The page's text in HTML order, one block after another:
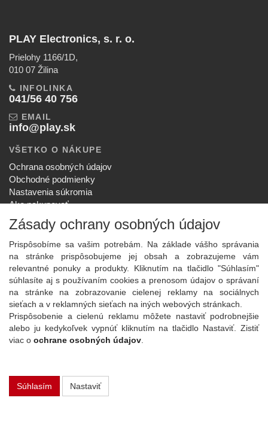
PLAY Electronics, s. r. o.
Prielohy 1166/1D,
010 07 Žilina
INFOLINKA
041/56 40 756
EMAIL
info@play.sk
VŠETKO O NÁKUPE
Ochrana osobných údajov
Obchodné podmienky
Nastavenia súkromia
Ako nakupovať
Reklamačný poriadok
SPOLOČNOSŤ
O nás
Kontakt
Služby
Aktuality
NOVINKY NA EMAIL
Prihlásiť
Viac informácií o tejto službe
Copyright
Zásady ochrany osobných údajov
Prispôsobíme sa vašim potrebám. Na základe vášho správania
na stránke prispôsobujeme jej obsah a zobrazujeme vám
relevantné ponuky a produkty. Kliknutím na tlačidlo "Súhlasím"
súhlasíte aj s používaním cookies a prenosom údajov o správaní
na stránke na zobrazovanie cielenej reklamy na sociálnych
sieťach a v reklamných sieťach na iných webových stránkach.
Prispôsobenie a cielenú reklamu môžete nastaviť podrobnejšie
alebo ju kedykoľvek vypnúť kliknutím na tlačidlo Nastaviť. Zistiť
viac o ochrane osobných údajov
Súhlasím Nastaviť